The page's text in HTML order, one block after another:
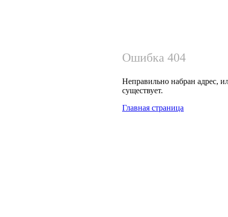
Ошибка 404
Неправильно набран адрес,
существует.
Главная страница